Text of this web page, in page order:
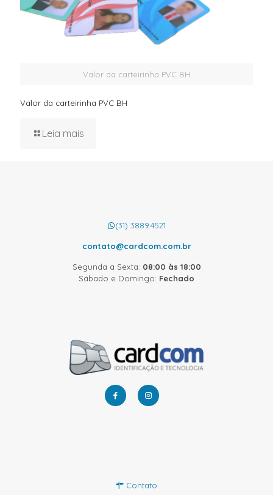
Valor da carteirinha PVC BH
Valor da carteirinha PVC BH
Leia mais
(31) 3889.4521
contato@cardcom.com.br
Segunda a Sexta: 08:00 às 18:00
Sábado e Domingo: Fechado
Contato